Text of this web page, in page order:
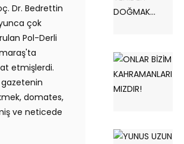
Dr. Bedrettin
çok
Pol-Derli
etmişlerdi.
gazetenin
domates,
ve neticede